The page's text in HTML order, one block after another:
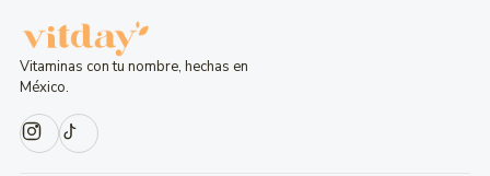
Vitaminas con tu nombre, hechas en
México.